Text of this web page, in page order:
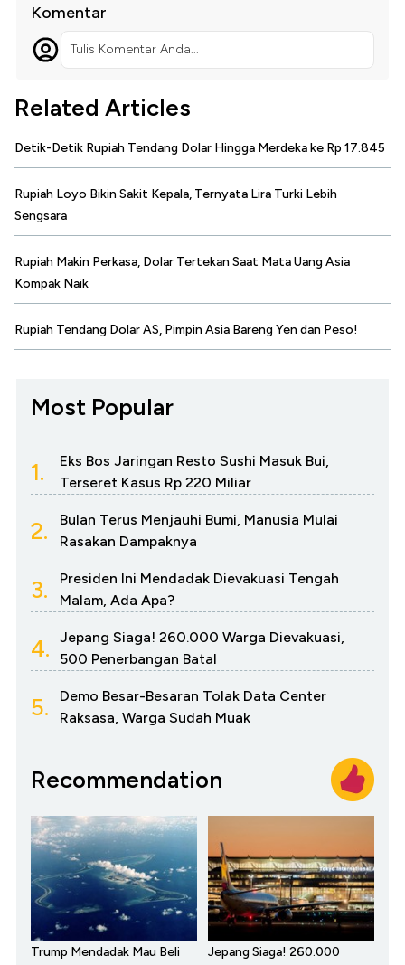
Komentar
Tulis Komentar Anda...
Related Articles
Detik-Detik Rupiah Tendang Dolar Hingga Merdeka ke Rp 17.845
Rupiah Loyo Bikin Sakit Kepala, Ternyata Lira Turki Lebih
Sengsara
Rupiah Makin Perkasa, Dolar Tertekan Saat Mata Uang Asia
Kompak Naik
Rupiah Tendang Dolar AS, Pimpin Asia Bareng Yen dan Peso!
Most Popular
1.
Eks Bos Jaringan Resto Sushi Masuk Bui,
Terseret Kasus Rp 220 Miliar
2.
Bulan Terus Menjauhi Bumi, Manusia Mulai
Rasakan Dampaknya
3.
Presiden Ini Mendadak Dievakuasi Tengah
Malam, Ada Apa?
4.
Jepang Siaga! 260.000 Warga Dievakuasi,
500 Penerbangan Batal
5.
Demo Besar-Besaran Tolak Data Center
Raksasa, Warga Sudah Muak
Recommendation
Trump Mendadak Mau Beli
Jepang Siaga! 260.000